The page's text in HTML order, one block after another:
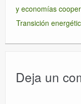
y economías
Transición
Deja un